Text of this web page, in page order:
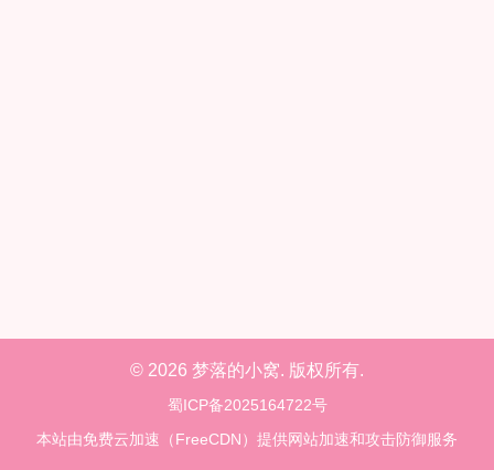
© 2026 梦落的小窝. 版权所有.
蜀ICP备2025164722号
本站由免费云加速（FreeCDN）提供网站加速和攻击防御服务